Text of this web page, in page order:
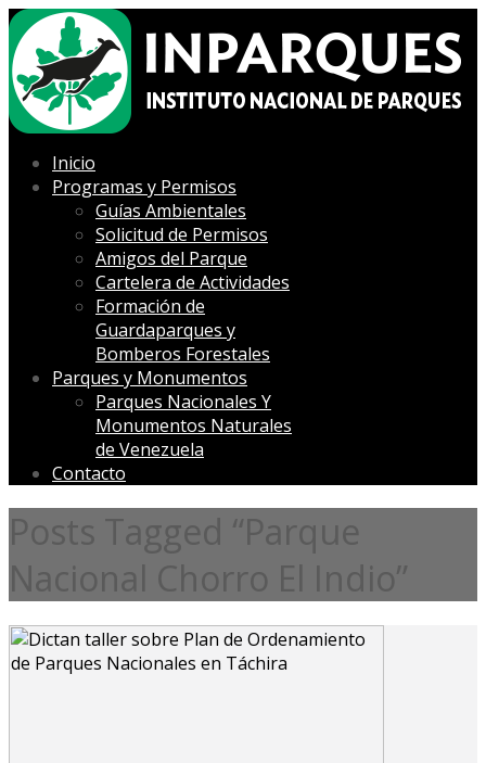
Inicio
Programas y Permisos
Guías Ambientales
Solicitud de Permisos
Amigos del Parque
Cartelera de Actividades
Formación de
Guardaparques y
Bomberos Forestales
Parques y Monumentos
Parques Nacionales Y
Monumentos Naturales
de Venezuela
Contacto
Posts Tagged “Parque
Nacional Chorro El Indio”